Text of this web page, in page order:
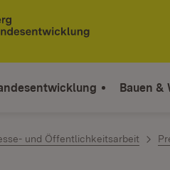
Bauen &
und Öffentlichkeitsarbeit